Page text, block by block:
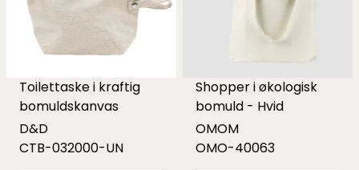
Toilettaske i kraftig
bomuldskanvas
D&D
CTB-032000-UN
Shopper i økologisk
bomuld - Hvid
OMOM
OMO-40063